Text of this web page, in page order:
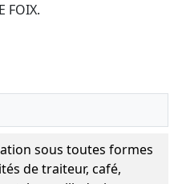
FOIX.
sous toutes formes
de traiteur, café,